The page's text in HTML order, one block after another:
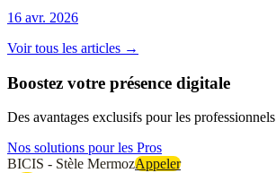
16 avr. 2026
Voir tous les articles →
Boostez votre présence digitale
Des avantages exclusifs pour les professionnels
Nos solutions pour les Pros
BICIS - Stèle MermozAppeler